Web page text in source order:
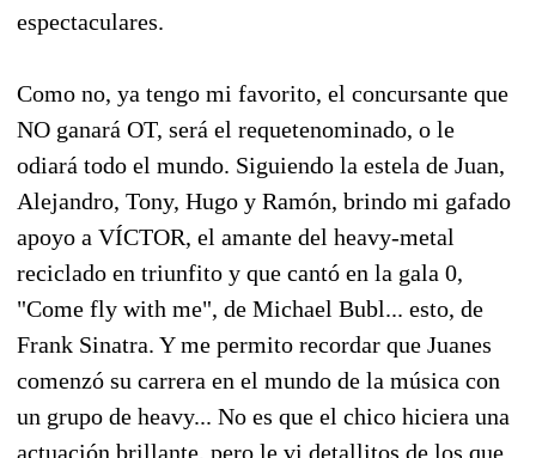
espectaculares.
Como no, ya tengo mi favorito, el concursante que
NO ganará OT, será el requetenominado, o le
odiará todo el mundo. Siguiendo la estela de Juan,
Alejandro, Tony, Hugo y Ramón, brindo mi gafado
apoyo a VÍCTOR, el amante del heavy-metal
reciclado en triunfito y que cantó en la gala 0,
"Come fly with me", de Michael Bubl... esto, de
Frank Sinatra. Y me permito recordar que Juanes
comenzó su carrera en el mundo de la música con
un grupo de heavy... No es que el chico hiciera una
actuación brillante, pero le vi detallitos de los que